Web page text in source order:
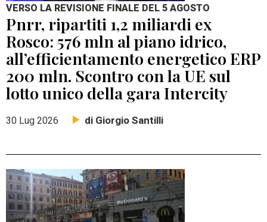
VERSO LA REVISIONE FINALE DEL 5 AGOSTO
Pnrr, ripartiti 1,2 miliardi ex
Rosco: 576 mln al piano idrico,
all’efficientamento energetico ERP
200 mln. Scontro con la UE sul
lotto unico della gara Intercity
30 Lug 2026 di Giorgio Santilli